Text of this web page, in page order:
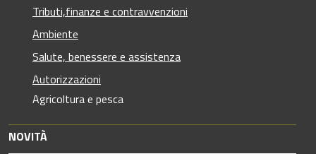
Tributi,finanze e contravvenzioni
Ambiente
Salute, benessere e assistenza
Autorizzazioni
Agricoltura e pesca
NOVITÀ